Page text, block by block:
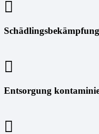
Schädlingsbekämpfung
Entsorgung